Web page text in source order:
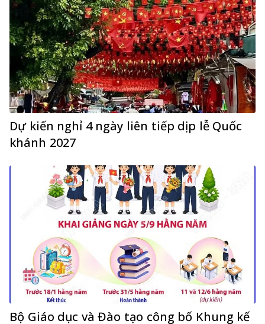
Dự kiến nghỉ 4 ngày liên tiếp dịp lễ Quốc
khánh 2027
Bộ Giáo dục và Đào tạo công bố Khung kế